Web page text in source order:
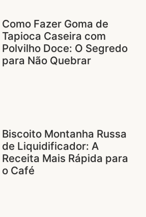
Como Fazer Goma de
Tapioca Caseira com
Polvilho Doce: O Segredo
para Não Quebrar
Biscoito Montanha Russa
de Liquidificador: A
Receita Mais Rápida para
o Café